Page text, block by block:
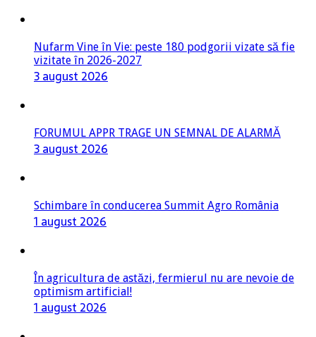
Nufarm Vine în Vie: peste 180 podgorii vizate să fie
vizitate în 2026-2027
3 august 2026
FORUMUL APPR TRAGE UN SEMNAL DE ALARMĂ
3 august 2026
Schimbare în conducerea Summit Agro România
1 august 2026
În agricultura de astăzi, fermierul nu are nevoie de
optimism artificial!
1 august 2026